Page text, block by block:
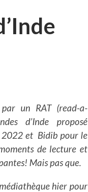
un RAT (read-a-
d’Inde proposé
2022 et Bidib pour le
de lecture et
Mais pas que.
hier pour